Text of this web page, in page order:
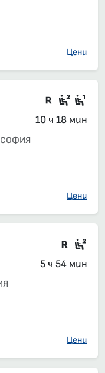
Цени
Във
10 ч 18 мин
СОФИЯ
Цени
Влак
5 ч 54 мин
Цени